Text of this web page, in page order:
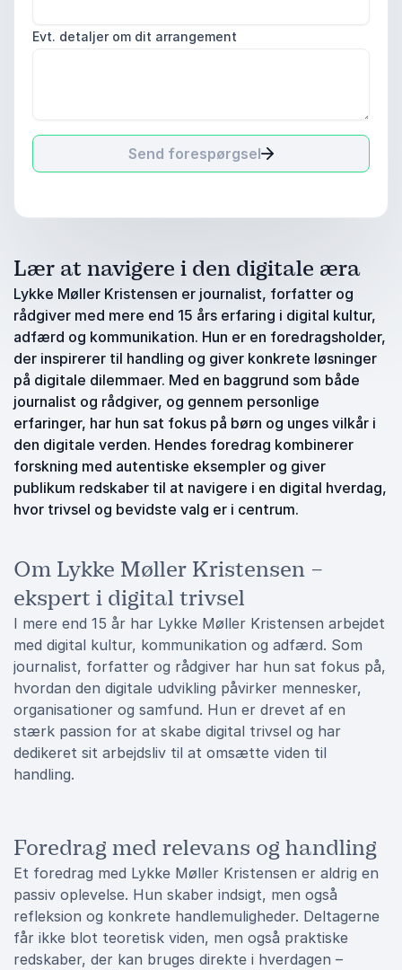
Evt. detaljer om dit arrangement
Send forespørgsel
Lær at navigere i den digitale æra
Lykke Møller Kristensen er journalist, forfatter og
rådgiver med mere end 15 års erfaring i digital kultur,
adfærd og kommunikation. Hun er en foredragsholder,
der inspirerer til handling og giver konkrete løsninger
på digitale dilemmaer. Med en baggrund som både
journalist og rådgiver, og gennem personlige
erfaringer, har hun sat fokus på børn og unges vilkår i
den digitale verden. Hendes foredrag kombinerer
forskning med autentiske eksempler og giver
publikum redskaber til at navigere i en digital hverdag,
hvor trivsel og bevidste valg er i centrum.
Om Lykke Møller Kristensen –
ekspert i digital trivsel
I mere end 15 år har Lykke Møller Kristensen arbejdet
med digital kultur, kommunikation og adfærd. Som
journalist, forfatter og rådgiver har hun sat fokus på,
hvordan den digitale udvikling påvirker mennesker,
organisationer og samfund. Hun er drevet af en
stærk passion for at skabe digital trivsel og har
dedikeret sit arbejdsliv til at omsætte viden til
handling.
Foredrag med relevans og handling
Et foredrag med Lykke Møller Kristensen er aldrig en
passiv oplevelse. Hun skaber indsigt, men også
refleksion og konkrete handlemuligheder. Deltagerne
får ikke blot teoretisk viden, men også praktiske
redskaber, der kan bruges direkte i hverdagen –